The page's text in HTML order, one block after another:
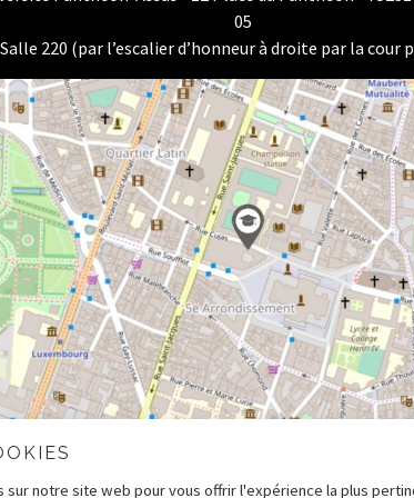
05
Salle 220 (par l’escalier d’honneur à droite par la cour
sur notre site web pour vous offrir l'expérience la plus